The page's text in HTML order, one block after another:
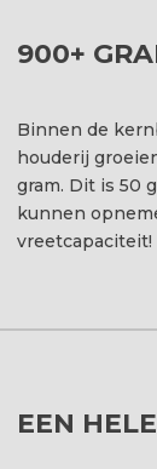
900+
Binnen de
houderij
gram. Dit is 50
kunnen
vreetcapaciteit!
EEN